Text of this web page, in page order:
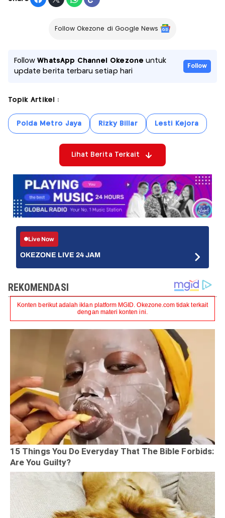
Follow Okezone di Google News
FollowWhatsApp Channel Okezone untuk
update berita terbaru setiap hari
Follow
Topik Artikel :
Polda Metro Jaya Rizky Billar Lesti Kejora
Lihat Berita Terkait
Live Now
OKEZONE LIVE 24 JAM